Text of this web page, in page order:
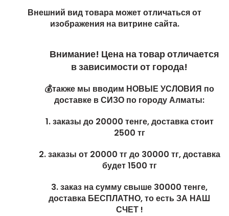
Внешний вид товара может отличаться от
изображения на витрине сайта.
Внимание! Цена на товар отличается
в зависимости от города!
💰также мы вводим НОВЫЕ УСЛОВИЯ по
доставке в СИЗО по городу Алматы:
1. заказы до 20000 тенге, доставка стоит
2500 тг
2. заказы от 20000 тг до 30000 тг, доставка
будет 1500 тг
3. заказ на сумму свыше 30000 тенге,
доставка БЕСПЛАТНО, то есть ЗА НАШ
СЧЕТ !